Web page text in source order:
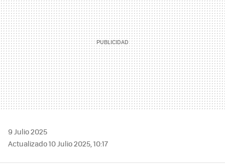
9 Julio 2025
Actualizado 10 Julio 2025, 10:17